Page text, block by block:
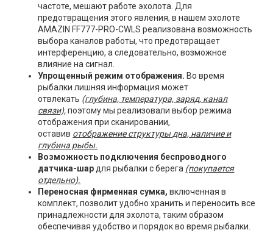
частоте, мешают работе эхолота. Для
предотвращения этого явления, в нашем эхолоте
AMAZIN FF777-PRO-СWLS реализована возможность
выбора каналов работы, что предотвращает
интерференцию, а следовательно, возможное
влияние на сигнал.
Упрощенный режим отображения. Во время
рыбалки лишняя информация может
отвлекать (глубина, температура, заряд, канал
связи),поэтому мы реализовали выбор режима
отображения при сканировании,
оставив отображение структуры дна, наличие и
глубина рыбы.
Возможность подключения беспроводного
датчика-шар для рыбалки с берега (покупается
отдельно).
Переносная фирменная сумка, включенная в
комплект, позволит удобно хранить и переносить все
принадлежности для эхолота, таким образом
обеспечивая удобство и порядок во время рыбалки.